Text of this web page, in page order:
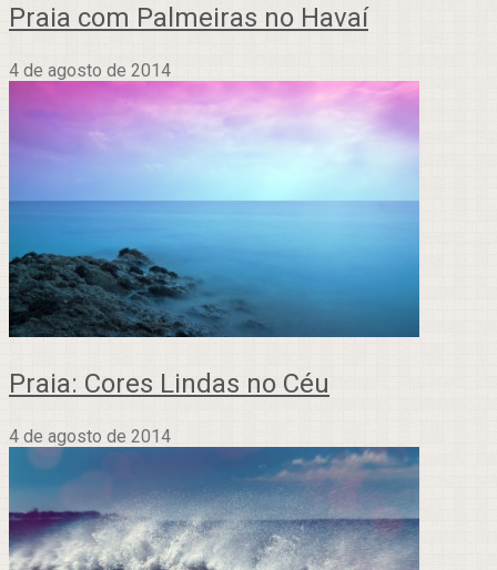
Praia com Palmeiras no Havaí
4 de agosto de 2014
Praia: Cores Lindas no Céu
4 de agosto de 2014